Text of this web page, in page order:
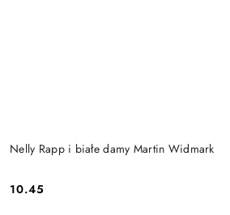
Nelly Rapp i białe damy Martin Widmark
Cena:
10.45